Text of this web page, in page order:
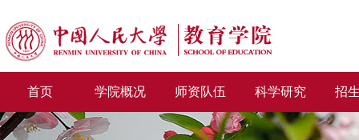
首页 学院概况 师资队伍 科学研究 招